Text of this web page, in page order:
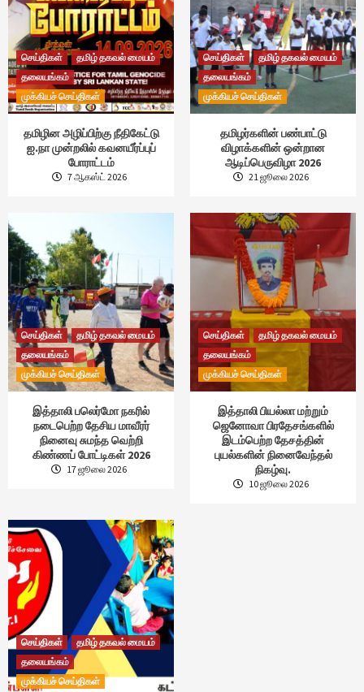
செய்திகள்
தமிழ் தகவல் மையம்
தலையங்கம்
முக்கியச் செய்திகள்
தமிழின அழிப்பிற்கு நீதிகேட்டு
ஐ.நா முன்றலில் கவனயீர்ப்புப்
போராட்டம்
7 ஆகஸ்ட் 2026
செய்திகள்
தமிழ் தகவல் மையம்
தலையங்கம்
முக்கியச் செய்திகள்
தமிழர்களின் பண்பாட்டு
விழாக்களின் ஒன்றான
ஆடிப்பெருவிழா 2026
21 ஜூலை 2026
செய்திகள்
தமிழ் தகவல் மையம்
தலையங்கம்
முக்கியச் செய்திகள்
இத்தாலி பலெர்மோ நகரில்
நடைபெற்ற தேசிய மாவீரர்
நினைவு சுமந்த வெற்றி
கிண்ணப் போட்டிகள் 2026
17 ஜூலை 2026
செய்திகள்
தமிழ் தகவல் மையம்
தலையங்கம்
முக்கியச் செய்திகள்
இத்தாலி பியல்லா மற்றும்
ஜெனோவா பிரதேசங்களில்
இடம்பெற்ற தேசத்தின்
புயல்களின் நினைவேந்தல்
நிகழ்வு.
10 ஜூலை 2026
செய்திகள்
தமிழ் தகவல் மையம்
தலையங்கம்
முக்கியச் செய்திகள்